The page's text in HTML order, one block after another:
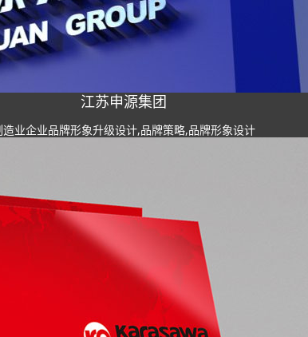
江苏申源集团
造业企业品牌形象升级设计,品牌策略,品牌形象设计